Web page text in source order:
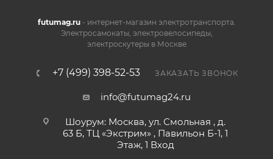
futumag.ru- интернет-магазин электротранспорта.
Электросамокаты, электровелосипеды,
электроскутеры в Москве
+7 (499) 398-52-53 ЗАКАЗАТЬ ЗВОНОК
info@futumag24.ru
Шоурум: Москва, ул. Смольная , д.
63 Б, ТЦ «Экстрим» , Павильон Б-1, 1
Этаж, 1 Вход